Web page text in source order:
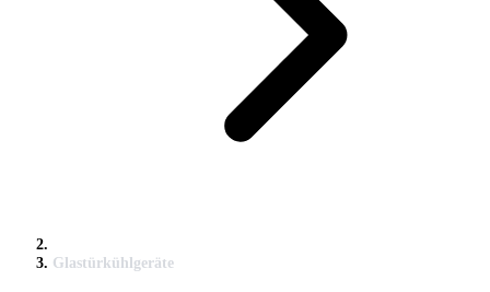
Glastürkühlgeräte